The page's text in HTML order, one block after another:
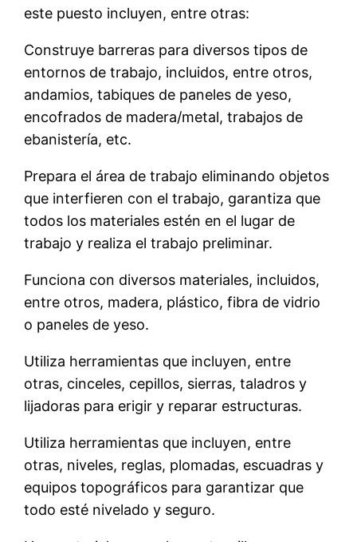
este puesto incluyen, entre otras:
Construye barreras para diversos tipos de
entornos de trabajo, incluidos, entre otros,
andamios, tabiques de paneles de yeso,
encofrados de madera/metal, trabajos de
ebanistería, etc.
Prepara el área de trabajo eliminando objetos
que interfieren con el trabajo, garantiza que
todos los materiales estén en el lugar de
trabajo y realiza el trabajo preliminar.
Funciona con diversos materiales, incluidos,
entre otros, madera, plástico, fibra de vidrio
o paneles de yeso.
Utiliza herramientas que incluyen, entre
otras, cinceles, cepillos, sierras, taladros y
lijadoras para erigir y reparar estructuras.
Utiliza herramientas que incluyen, entre
otras, niveles, reglas, plomadas, escuadras y
equipos topográficos para garantizar que
todo esté nivelado y seguro.